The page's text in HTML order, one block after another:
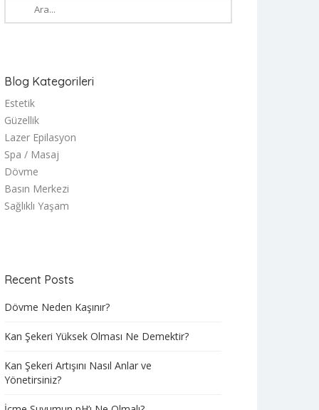
Blog Kategorileri
Estetik
Güzellik
Lazer Epilasyon
Spa / Masaj
Dövme
Basın Merkezi
Sağlıklı Yaşam
Recent Posts
Dövme Neden Kaşınır?
Kan Şekeri Yüksek Olması Ne Demektir?
Kan Şekeri Artışını Nasıl Anlar ve
Yönetirsiniz?